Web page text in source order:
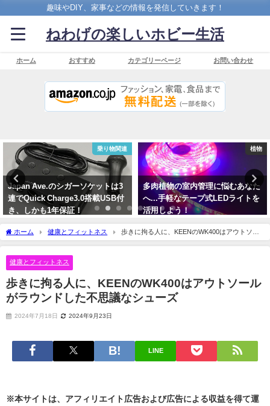
趣味やDIY、家事などの情報を発信していきます！
ねわげの楽しいホビー生活
ホーム おすすめ カテゴリーページ お問い合わせ
多肉植物の室内管理に悩むあなた
へ...手軽なテープ式LEDライトを
活用しよう！
家電
蒸気でつくる美味しい「ゆで
ご」の製造機、コイズミの
Steamer
ホーム 健康とフィットネス
歩きに拘る人に、KEENのWK400はアウトソー
ルがラウンドした不思議なシューズ
健康とフィットネス
歩きに拘る人に、KEENのWK400はアウトソール
がラウンドした不思議なシューズ
2024年7月18日 2024年9月23日
LINE
※本サイトは、アフィリエイト広告および広告による収益を得て運